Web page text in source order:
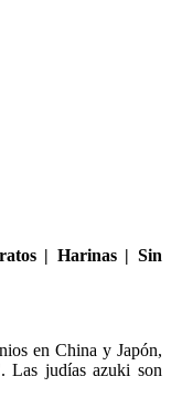
| Harinas | Sin
en China y Japón,
Las judías azuki son